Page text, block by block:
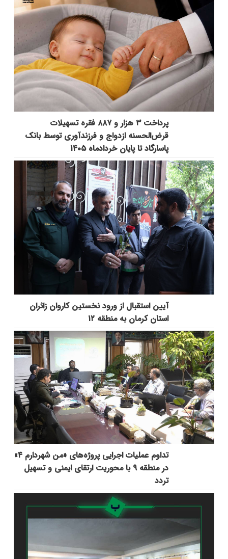
پرداخت ۳ هزار و ۸۸۷ فقره تسهیلات
قرض‌الحسنه ازدواج و فرزندآوری توسط بانک
پاسارگاد تا پایان خردادماه ۱۴۰۵
آیین استقبال از ورود نخستین کاروان زائران
استان کرمان به منطقه ۱۲
تداوم عملیات اجرایی پروژه‌های «من شهردارم ۴»
در منطقه ۹ با محوریت ارتقای ایمنی و تسهیل
تردد